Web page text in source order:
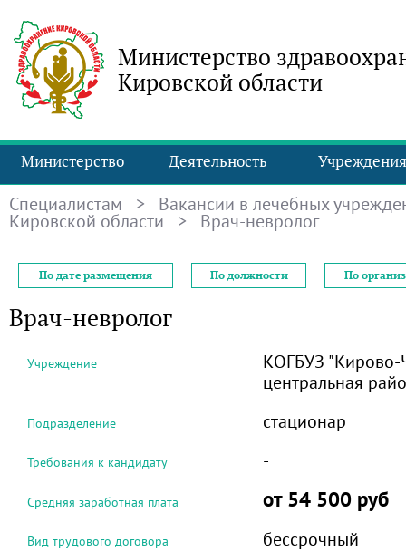
Министерство
Кировской области
Министерство Деятельность Учреждения
Специалистам > Вакансии в лечебных
Кировской области > Врач-невролог
По дате размещения По должности По
Врач-невролог
Учреждение
КОГБУЗ "Кирово-
центральная
Подразделение стационар
Требования к кандидату -
Средняя заработная плата от 54 500 руб
Вид трудового договора бессрочный